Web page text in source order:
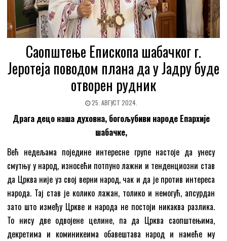
Саопштење Епископа шабачког г.
Јеротеја поводом плана да у Јадру буде
отворен рудник
25. АВГУСТ 2024.
Драга децо наша духовна, богољубиви народе Епархије
шабачке,‍
Већ недељама поједине интересне групе настоје да унесу
смутњу у народ, износећи потпуно лажни и тенденциозни став
да Црква није уз свој верни народ, чак и да је против интереса
народа. Тај став је колико лажан, толико и немогућ, апсурдан
зато што између Цркве и народа не постоји никаква разлика.
То нису две одвојене целине, па да Црква саопштењима,
декретима и коминикеима обавештава народ и намеће му